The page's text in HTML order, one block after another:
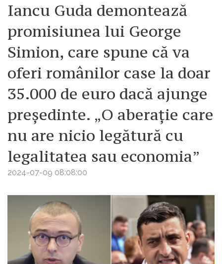
Iancu Guda demontează
promisiunea lui George
Simion, care spune că va
oferi românilor case la doar
35.000 de euro dacă ajunge
președinte. „O aberație care
nu are nicio legătură cu
legalitatea sau economia”
2024-07-09 08:08:00